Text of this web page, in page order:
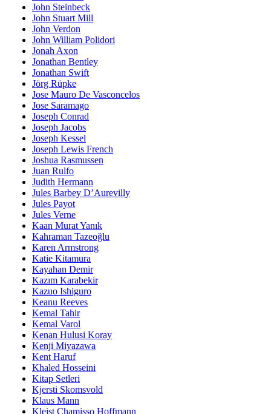
John Steinbeck
John Stuart Mill
John Verdon
John William Polidori
Jonah Axon
Jonathan Bentley
Jonathan Swift
Jörg Rüpke
Jose Mauro De Vasconcelos
Jose Saramago
Joseph Conrad
Joseph Jacobs
Joseph Kessel
Joseph Lewis French
Joshua Rasmussen
Juan Rulfo
Judith Hermann
Jules Barbey D’Aurevilly
Jules Payot
Jules Verne
Kaan Murat Yanık
Kahraman Tazeoğlu
Karen Armstrong
Katie Kitamura
Kayahan Demir
Kazım Karabekir
Kazuo Ishiguro
Keanu Reeves
Kemal Tahir
Kemal Varol
Kenan Hulusi Koray
Kenji Miyazawa
Kent Haruf
Khaled Hosseini
Kitap Setleri
Kjersti Skomsvold
Klaus Mann
Kleist Chamisso Hoffmann